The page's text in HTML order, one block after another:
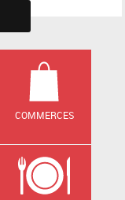
COMMERCES